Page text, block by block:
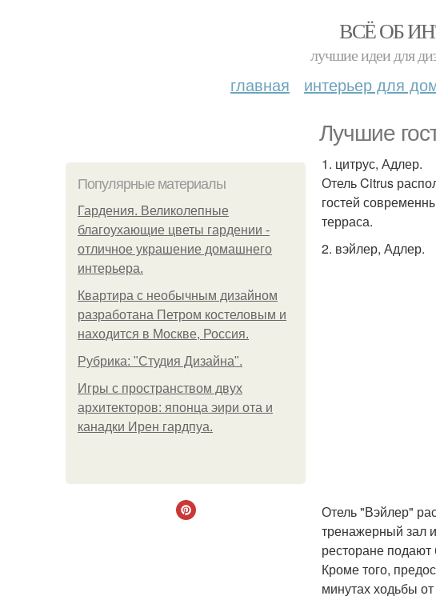
ВСЁ ОБ
лучшие идеи для
главная интерьер для
Лучшие
Популярные материалы
Гардения. Великолепные
благоухающие цветы гардении -
отличное украшение домашнего
интерьера.
Квартира с необычным дизайном
разработана Петром костеловым и
находится в Москве, Россия.
Рубрика: "Студия Дизайна".
Игры с пространством двух
архитекторов: японца эири ота и
канадки Ирен гардпуа.
1. цитрус, Адлер.
Отель Citrus
гостей
терраса.
2. вэйлер, Адлер.
Отель "Вэйлер"
тренажерный зал
ресторане подают
Кроме того,
минутах ходьбы